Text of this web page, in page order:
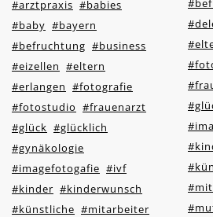
#arztpraxis #babies
#baby #bayern
#befruchtung #business
#eizellen #eltern
#erlangen #fotografie
#fotostudio #frauenarzt
#glück #glücklich
#gynäkologie
#imagefotogafie #ivf
#kinder #kinderwunsch
#künstliche #mitarbeiter